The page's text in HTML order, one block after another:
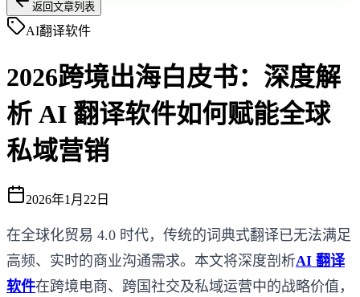
返回文章列表
AI翻译软件
2026跨境出海白皮书：深度解
析 AI 翻译软件如何赋能全球
私域营销
2026年1月22日
在全球化贸易 4.0 时代，传统的词典式翻译已无法满足
高频、实时的商业沟通需求。本文将深度剖析AI 翻译
软件在跨境电商、跨国社交及私域运营中的战略价值，